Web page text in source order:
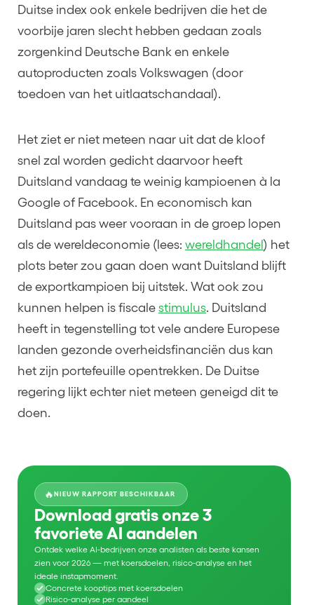
Duitse index ook enkele bedrijven die het de
voorbije jaren slecht hebben gedaan zoals
zorgenkind Deutsche Bank en enkele
autoproducten zoals Volkswagen (door
toedoen van het uitlaatschandaal).
Het ziet er niet meteen naar uit dat de kloof
snel zal worden gedicht daarvoor heeft
Duitsland vandaag te weinig kampioenen à la
Google of Facebook. En economisch kan
Duitsland pas weer vooraan in de groep lopen
als de wereldeconomie (lees: wereldhandel) het
plots beter zou gaan doen want Duitsland blijft
de exportkampioen bij uitstek. Wat ook zou
kunnen helpen is fiscale stimulus. Duitsland
heeft in tegenstelling tot vele andere Europese
landen gezonde overheidsfinanciën dus kan
het zijn portefeuille opentrekken. De Duitse
regering lijkt echter niet meteen geneigd dit te
doen.
🔥NIEUW RAPPORT BESCHIKBAAR
Download gratis onze 3
favoriete AI aandelen
Ontdek welke AI-bedrijven onze analisten als beste kansen
zien voor 2026 — met koersdoelen, risico-analyse en het
ideale instapmoment.
Concrete kooptips met koersdoelen
Risico-analyse per aandeel